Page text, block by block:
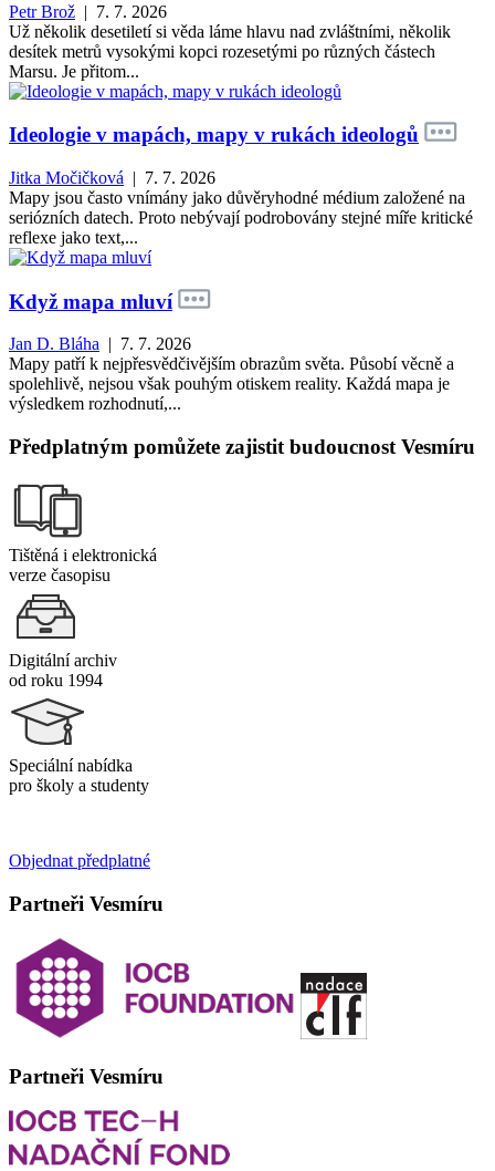
Petr Brož | 7. 7. 2026
Už několik desetiletí si věda láme hlavu nad zvláštními, několik
desítek metrů vysokými kopci rozesetými po různých částech
Marsu. Je přitom...
Ideologie v mapách, mapy v rukách ideologů
Jitka Močičková | 7. 7. 2026
Mapy jsou často vnímány jako důvěryhodné médium založené na
seriózních datech. Proto nebývají podrobovány stejné míře kritické
reflexe jako text,...
Když mapa mluví
Jan D. Bláha | 7. 7. 2026
Mapy patří k nejpřesvědčivějším obrazům světa. Působí věcně a
spolehlivě, nejsou však pouhým otiskem reality. Každá mapa je
výsledkem rozhodnutí,...
Předplatným pomůžete zajistit budoucnost Vesmíru
Tištěná i elektronická
verze časopisu
Digitální archiv
od roku 1994
Speciální nabídka
pro školy a studenty
Objednat předplatné
Partneři Vesmíru
Partneři Vesmíru